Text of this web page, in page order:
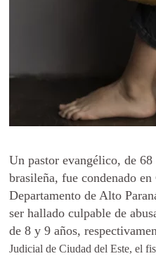
Un pastor evangélico, de
brasileña, fue condenado
Departamento de Alto
ser hallado culpable de
de 8 y 9 años,
Judicial de Ciudad del Este, el